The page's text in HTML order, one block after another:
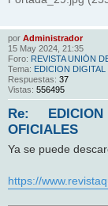
por Administrador
15 May 2024, 21:35
Foro: REVISTA UNIÓN
Tema: EDICION
Respuestas: 37
Vistas: 556495
Re:
OFICIALES
Ya se puede
https://